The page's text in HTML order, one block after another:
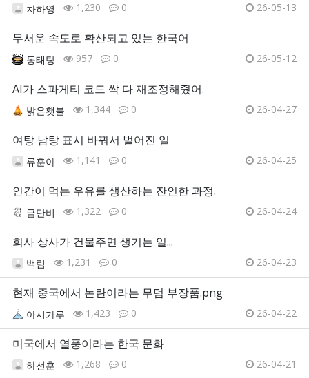
차하영 1,230 0 26-05-13
무서운 속도로 확산되고 있는 한국어
동태탕 957 0 26-05-12
AI가 스파게티 코드 싹 다 재조정해줬어.
밝은횃불 1,344 0 26-04-27
여탕 남탕 표시 바꿔서 벌어진 일
류훈아 1,141 0 26-04-25
인간이 먹는 우유를 생산하는 잔인한 과정.
금단비 1,322 0 26-04-24
회사 상사가 건물주면 생기는 일...
백림 1,231 0 26-04-23
현재 중국에서 논란이라는 무덤 부장품.png
아시가루 1,423 0 26-04-22
미국에서 열풍이라는 한국 문화
하선훈 1,268 0 26-04-21